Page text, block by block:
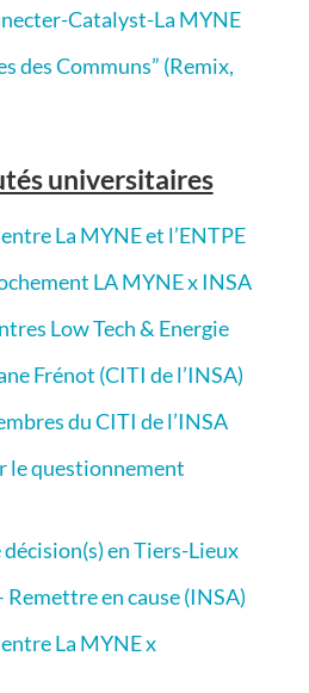
Catalyst-La MYNE
des Communs” (Remix,
universitaires
La MYNE et l’ENTPE
LA MYNE x INSA
Low Tech & Energie
Frénot (CITI de l’INSA)
du CITI de l’INSA
le questionnement
décision(s) en Tiers-Lieux
Remettre en cause (INSA)
La MYNE x